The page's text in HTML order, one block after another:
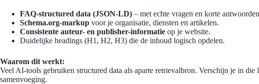
FAQ-structured data (JSON-LD) – met echte vragen en korte
Schema.org-markup voor je organisatie, diensten en artikelen.
Consistente auteur- en publisher-informatie op je website.
Duidelijke headings (H1, H2, H3) die de inhoud logisch opdelen.
Waarom dit werkt:
Veel AI-tools gebruiken structured data als aparte retrievalbron. Verschijn je in
samenvoeging.